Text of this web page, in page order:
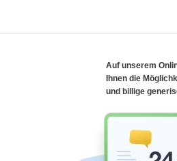
Auf unserem
Ihnen die
und billige